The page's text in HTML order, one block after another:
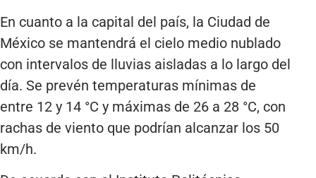
En cuanto a la capital del país, la Ciudad de
México se mantendrá el cielo medio nublado
con intervalos de lluvias aisladas a lo largo del
día. Se prevén temperaturas mínimas de
entre 12 y 14 °C y máximas de 26 a 28 °C, con
rachas de viento que podrían alcanzar los 50
km/h.